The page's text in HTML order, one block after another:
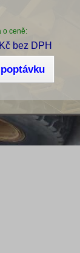
o ceně:
Kč bez DPH